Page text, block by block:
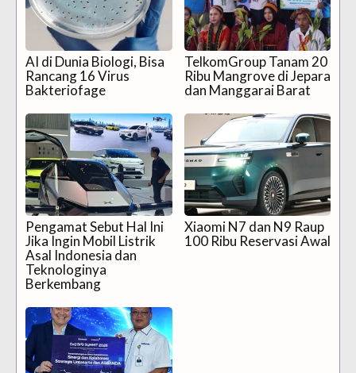
AI di Dunia Biologi, Bisa
Rancang 16 Virus
Bakteriofage
TelkomGroup Tanam 20
Ribu Mangrove di Jepara
dan Manggarai Barat
Pengamat Sebut Hal Ini
Jika Ingin Mobil Listrik
Asal Indonesia dan
Teknologinya
Berkembang
Xiaomi N7 dan N9 Raup
100 Ribu Reservasi Awal